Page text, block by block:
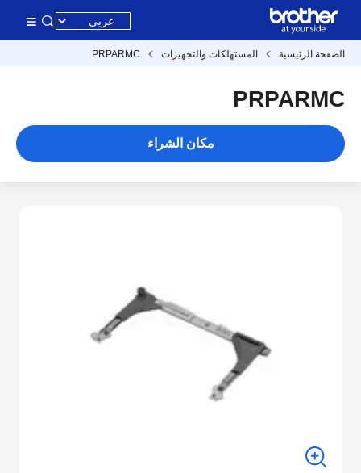
الصفحة الرئيسية المستهلكات والتجهيزات PRPARMC
PRPARMC
مكان الشراء